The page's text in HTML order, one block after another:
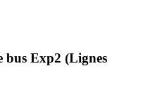
bus Exp2 (Lignes